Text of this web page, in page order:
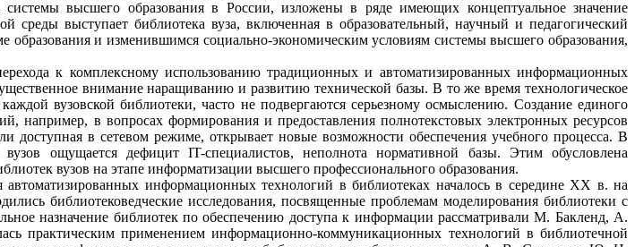
высшего образования в России, изложены в ряде имеющих концептуальное значение
выступает библиотека вуза, включенная в образовательный, научный и педагогический
и изменившимся социально-экономическим условиям системы высшего образования,
к комплексному использованию традиционных и автоматизированных информационных
внимание наращиванию и развитию технической базы. В то же время технологическое
вузовской библиотеки, часто не подвергаются серьезному осмыслению. Создание единого
например, в вопросах формирования и предоставления полнотекстовых электронных ресурсов
в сетевом режиме, открывает новые возможности обеспечения учебного процесса. В
ощущается дефицит IT-специалистов, неполнота нормативной базы. Этим обусловлена
вузов на этапе информатизации высшего профессионального образования.
автоматизированных информационных технологий в библиотеках началось в середине ХХ в. на
библиотековедческие исследования, посвященные проблемам моделирования библиотеки с
назначение библиотек по обеспечению доступа к информации рассматривали М. Бакленд, А.
практическим применениеминформационно-коммуникационных технологий в библиотечной